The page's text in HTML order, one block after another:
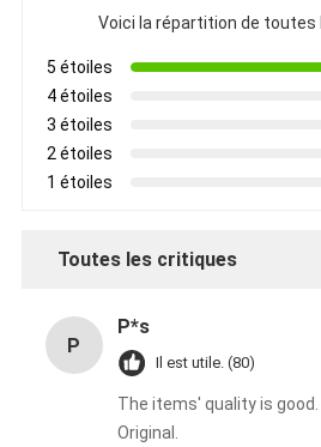
Voici la répartition de toutes
5 étoiles
4 étoiles
3 étoiles
2 étoiles
1 étoiles
Toutes les critiques
P
P*s
Il est utile. (80)
The items' quality is good.
Original.